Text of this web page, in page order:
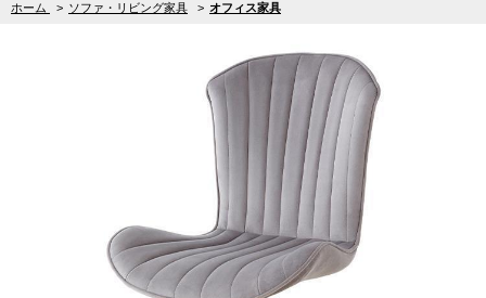
ホーム > ソファ・リビング家具 > オフィス家具